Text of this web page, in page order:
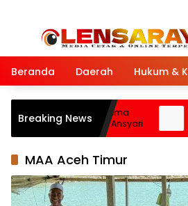
Beranda Daerah Hukum &
Breaking News
Aceh Tamiang Terima
Kapolres AKBP Robby Ansyari
MAA Aceh Timur